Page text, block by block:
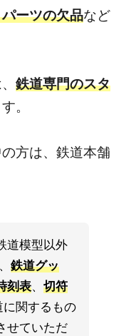
ーツの欠品など
鉄道専門のスタ
。
方は、鉄道本舗
道模型以外
、 鉄道グッ
刻表、 切符
に関するもの
せていただ